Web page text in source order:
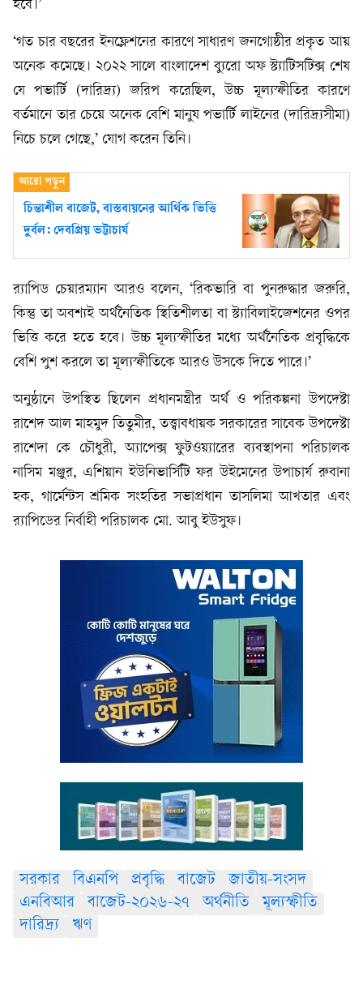
হবে।’
‘গত চার বছরের ইনফ্লেশনের কারণে সাধারণ জনগোষ্ঠীর প্রকৃত আয়
অনেক কমেছে। ২০২২ সালে বাংলাদেশ ব্যুরো অফ স্ট্যাটিসটিক্স শেষ
যে পভার্টি (দারিদ্র্য) জরিপ করেছিল, উচ্চ মূল্যস্ফীতির কারণে
বর্তমানে তার চেয়ে অনেক বেশি মানুষ পভার্টি লাইনের (দারিদ্র্যসীমা)
নিচে চলে গেছে,’ যোগ করেন তিনি।
চিন্তাশীল বাজেট, বাস্তবায়নের আর্থিক ভিত্তি
দুর্বল: দেবপ্রিয় ভট্টাচার্য
র‍্যাপিড চেয়ারম্যান আরও বলেন, ‘রিকভারি বা পুনরুদ্ধার জরুরি,
কিন্তু তা অবশ্যই অর্থনৈতিক স্থিতিশীলতা বা স্ট্যাবিলাইজেশনের ওপর
ভিত্তি করে হতে হবে। উচ্চ মূল্যস্ফীতির মধ্যে অর্থনৈতিক প্রবৃদ্ধিকে
বেশি পুশ করলে তা মূল্যস্ফীতিকে আরও উসকে দিতে পারে।’
অনুষ্ঠানে উপস্থিত ছিলেন প্রধানমন্ত্রীর অর্থ ও পরিকল্পনা উপদেষ্টা
রাশেদ আল মাহমুদ তিতুমীর, তত্ত্বাবধায়ক সরকারের সাবেক উপদেষ্টা
রাশেদা কে চৌধুরী, অ্যাপেক্স ফুটওয়্যারের ব্যবস্থাপনা পরিচালক
নাসিম মঞ্জুর, এশিয়ান ইউনিভার্সিটি ফর উইমেনের উপাচার্য রুবানা
হক, গার্মেন্টস শ্রমিক সংহতির সভাপ্রধান তাসলিমা আখতার এবং
র‍্যাপিডের নির্বাহী পরিচালক মো. আবু ইউসুফ।
সরকার বিএনপি প্রবৃদ্ধি বাজেট
জাতীয়-সংসদ
এনবিআর
বাজেট-২০২৬-২৭ অর্থনীতি
মূল্যস্ফীতি
দারিদ্র্য
ঋণ